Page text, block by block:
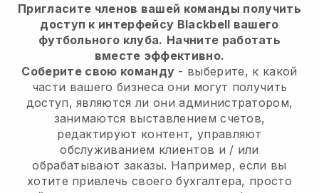
Пригласите членов вашей команды получить
доступ к интерфейсу Blackbell вашего
футбольного клуба. Начните работать
вместе эффективно.
Соберите свою команду - выберите, к какой
части вашего бизнеса они могут получить
доступ, являются ли они администратором,
занимаются выставлением счетов,
редактируют контент, управляют
обслуживанием клиентов и / или
обрабатывают заказы. Например, если вы
хотите привлечь своего бухгалтера, просто